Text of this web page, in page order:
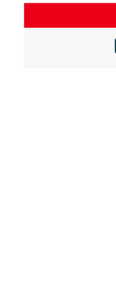
را بپذیرید و به
به بیشترین حد